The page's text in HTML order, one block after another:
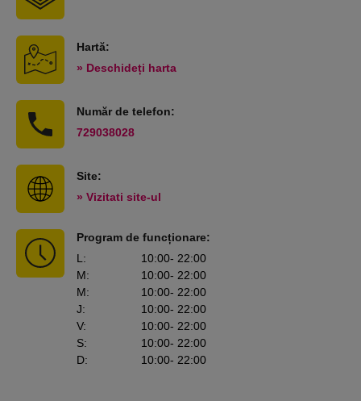
Hartă:
» Deschideți harta
Număr de telefon:
729038028
Site:
» Vizitati site-ul
Program de funcționare:
L : 10:00- 22:00
M: 10:00- 22:00
M: 10:00- 22:00
J: 10:00- 22:00
V: 10:00- 22:00
S: 10:00- 22:00
D: 10:00- 22:00